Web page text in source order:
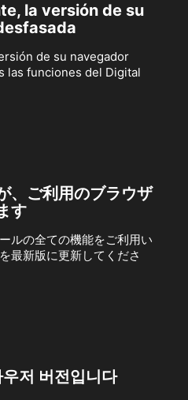
la versión de su
de su navegador
las funciones del Digital
、ご利用のブラウザ
す
ルの全ての機能をご利用い
最新版に更新してくださ
저 버전입니다